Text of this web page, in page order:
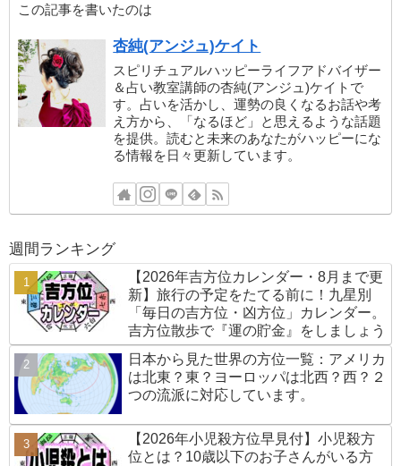
この記事を書いたのは
杏純(アンジュ)ケイト
スピリチュアルハッピーライフアドバイザー
＆占い教室講師の杏純(アンジュ)ケイトで
す。占いを活かし、運勢の良くなるお話や考
え方から、「なるほど」と思えるような話題
を提供。読むと未来のあなたがハッピーにな
る情報を日々更新しています。
週間ランキング
【2026年吉方位カレンダー・8月まで更
新】旅行の予定をたてる前に！九星別
「毎日の吉方位・凶方位」カレンダー。
吉方位散歩で『運の貯金』をしましょう
日本から見た世界の方位一覧：アメリカ
は北東？東？ヨーロッパは北西？西？２
つの流派に対応しています。
【2026年小児殺方位早見付】小児殺方
位とは？10歳以下のお子さんがいる方